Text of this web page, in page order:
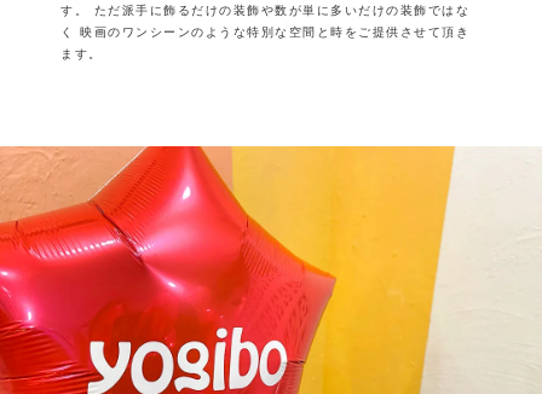
す。
ただ派手に飾るだけの装飾や数が単に多いだけの装飾ではな
く
映画のワンシーンのような特別な空間と時をご提供させて頂き
ます。